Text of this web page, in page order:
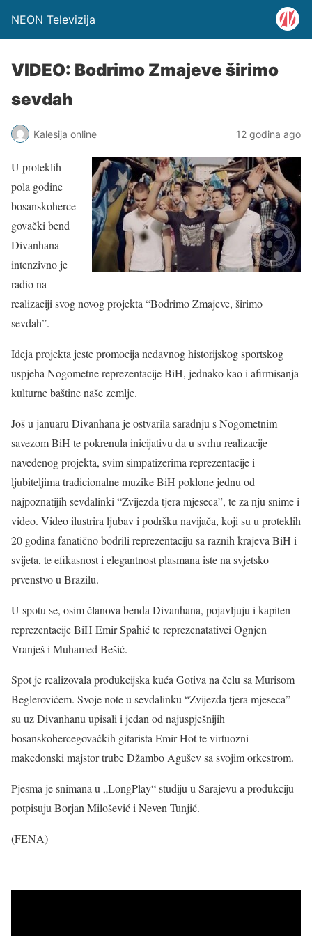
NEON Televizija
VIDEO: Bodrimo Zmajeve širimo
sevdah
Kalesija online 12 godina ago
U proteklih
pola godine
bosanskoherce
govački bend
Divanhana
intenzivno je
radio na
realizaciji svog novog projekta “Bodrimo Zmajeve, širimo
sevdah”.
Ideja projekta jeste promocija nedavnog historijskog sportskog
uspjeha Nogometne reprezentacije BiH, jednako kao i afirmisanja
kulturne baštine naše zemlje.
Još u januaru Divanhana je ostvarila saradnju s Nogometnim
savezom BiH te pokrenula inicijativu da u svrhu realizacije
navedenog projekta, svim simpatizerima reprezentacije i
ljubiteljima tradicionalne muzike BiH poklone jednu od
najpoznatijih sevdalinki “Zvijezda tjera mjeseca”, te za nju snime i
video. Video ilustrira ljubav i podršku navijača, koji su u proteklih
20 godina fanatično bodrili reprezentaciju sa raznih krajeva BiH i
svijeta, te efikasnost i elegantnost plasmana iste na svjetsko
prvenstvo u Brazilu.
U spotu se, osim članova benda Divanhana, pojavljuju i kapiten
reprezentacije BiH Emir Spahić te reprezenatativci Ognjen
Vranješ i Muhamed Bešić.
Spot je realizovala produkcijska kuća Gotiva na čelu sa Murisom
Beglerovićem. Svoje note u sevdalinku “Zvijezda tjera mjeseca”
su uz Divanhanu upisali i jedan od najuspješnijih
bosanskohercegovačkih gitarista Emir Hot te virtuozni
makedonski majstor trube Džambo Agušev sa svojim orkestrom.
Pjesma je snimana u „LongPlay“ studiju u Sarajevu a produkciju
potpisuju Borjan Milošević i Neven Tunjić.
(FENA)